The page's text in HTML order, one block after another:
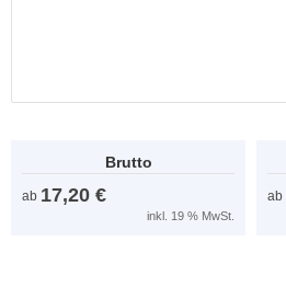
Brutto
ab 17,20 €
inkl. 19 % MwSt.
ab